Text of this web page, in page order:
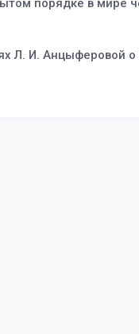
порядке в мире
Л. И. Анцыферовой о